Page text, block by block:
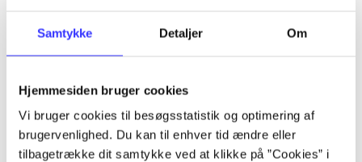
Samtykke Detaljer Om
Hjemmesiden bruger cookies
Vi bruger cookies til besøgsstatistik og optimering af
brugervenlighed. Du kan til enhver tid ændre eller
tilbagetrække dit samtykke ved at klikke på ”Cookies” i
Nyhed
lorem ipsum dolor sit amet ...
lorem ipsum dolor sit amet ...
lorem ipsum dolor sit amet ...
lorem ipsum dolor sit amet ...